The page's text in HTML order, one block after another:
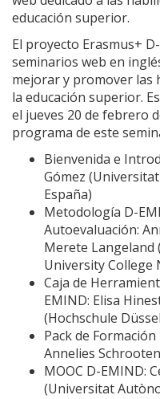
educación superior.
El proyecto Erasmus+
seminarios web en
mejorar y promover las
la educación superior.
el jueves 20 de febrero
programa de este
Bienvenida e
Gómez
España)
Metodología D-
Autoevaluación:
Merete
University College
Caja de
EMIND: Elisa
(Hochschule
Pack de
Annelies
MOOC D-EMIND:
(Universitat